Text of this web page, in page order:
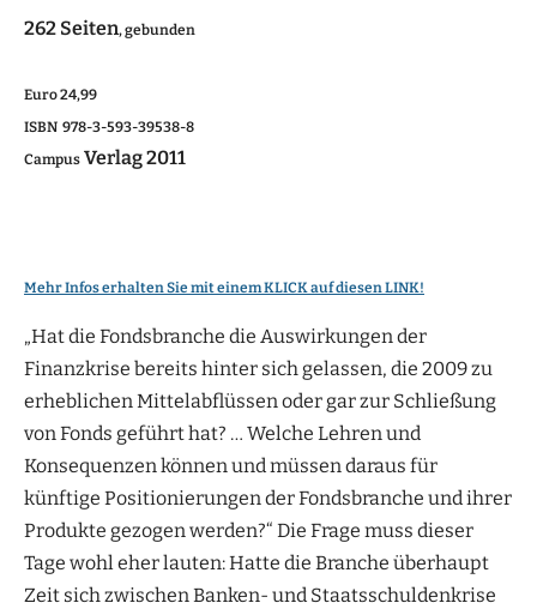
262 Seiten, gebunden
Euro 24,99
ISBN 978-3-593-39538-8
Campus Verlag 2011
Mehr Infos erhalten Sie mit einem KLICK auf diesen LINK!
„Hat die Fondsbranche die Auswirkungen der
Finanzkrise bereits hinter sich gelassen, die 2009 zu
erheblichen Mittelabflüssen oder gar zur Schließung
von Fonds geführt hat? … Welche Lehren und
Konsequenzen können und müssen daraus für
künftige Positionierungen der Fondsbranche und ihrer
Produkte gezogen werden?“ Die Frage muss dieser
Tage wohl eher lauten: Hatte die Branche überhaupt
Zeit sich zwischen Banken- und Staatsschuldenkrise